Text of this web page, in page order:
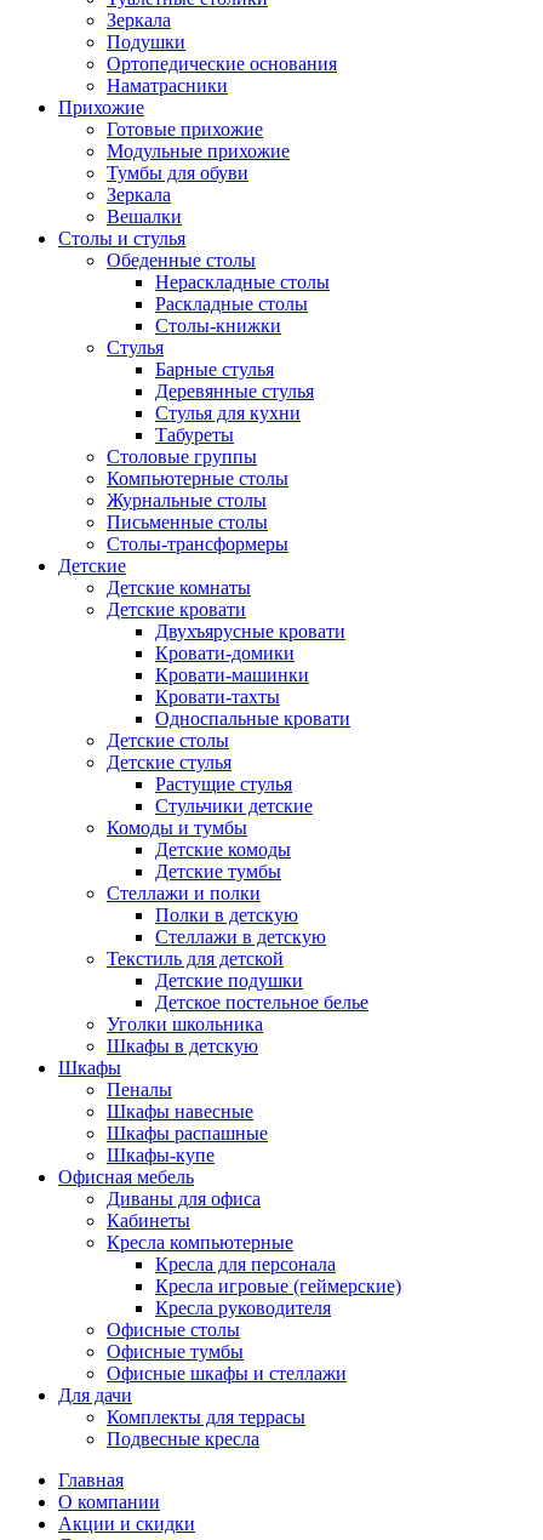
Зеркала
Подушки
Ортопедические основания
Наматрасники
Прихожие
Готовые прихожие
Модульные прихожие
Тумбы для обуви
Зеркала
Вешалки
Столы и стулья
Обеденные столы
Нераскладные столы
Раскладные столы
Столы-книжки
Стулья
Барные стулья
Деревянные стулья
Стулья для кухни
Табуреты
Столовые группы
Компьютерные столы
Журнальные столы
Письменные столы
Столы-трансформеры
Детские
Детские комнаты
Детские кровати
Двухъярусные кровати
Кровати-домики
Кровати-машинки
Кровати-тахты
Односпальные кровати
Детские столы
Детские стулья
Растущие стулья
Стульчики детские
Комоды и тумбы
Детские комоды
Детские тумбы
Стеллажи и полки
Полки в детскую
Стеллажи в детскую
Текстиль для детской
Детские подушки
Детское постельное белье
Уголки школьника
Шкафы в детскую
Шкафы
Пеналы
Шкафы навесные
Шкафы распашные
Шкафы-купе
Офисная мебель
Диваны для офиса
Кабинеты
Кресла компьютерные
Кресла для персонала
Кресла игровые (геймерские)
Кресла руководителя
Офисные столы
Офисные тумбы
Офисные шкафы и стеллажи
Для дачи
Комплекты для террасы
Подвесные кресла
Главная
О компании
Акции и скидки